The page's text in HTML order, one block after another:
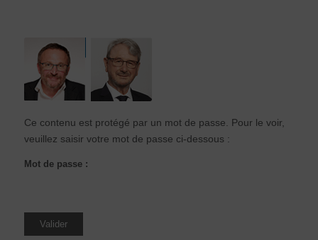
Ce contenu est protégé par un mot de passe. Pour le voir,
veuillez saisir votre mot de passe ci-dessous :
Mot de passe :